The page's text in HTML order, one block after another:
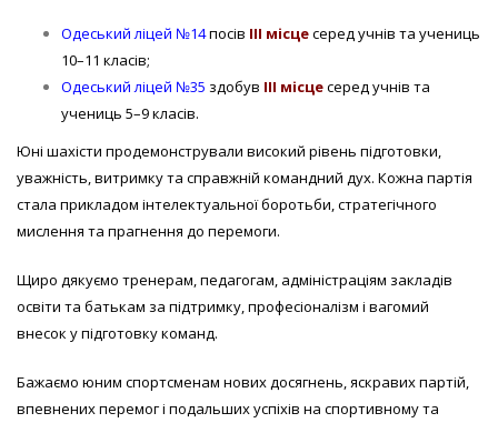
Одеський ліцей №14посів ІІІ місцесеред учнів та учениць
10–11 класів;
Одеський ліцей №35 здобув ІІІ місцесеред учнів та
учениць 5–9 класів.
Юні шахісти продемонстрували високий рівень підготовки,
уважність, витримку та справжній командний дух. Кожна партія
стала прикладом інтелектуальної боротьби, стратегічного
мислення та прагнення до перемоги.
Щиро дякуємо тренерам, педагогам, адміністраціям закладів
освіти та батькам за підтримку, професіоналізм і вагомий
внесок у підготовку команд.
Бажаємо юним спортсменам нових досягнень, яскравих партій,
впевнених перемог і подальших успіхів на спортивному та